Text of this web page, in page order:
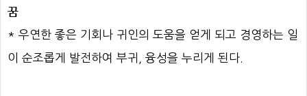
꿈
* 우연한 좋은 기회나 귀인의 도움을 얻게 되고 경영하는 일
이 순조롭게 발전하여 부귀, 융성을 누리게 된다.